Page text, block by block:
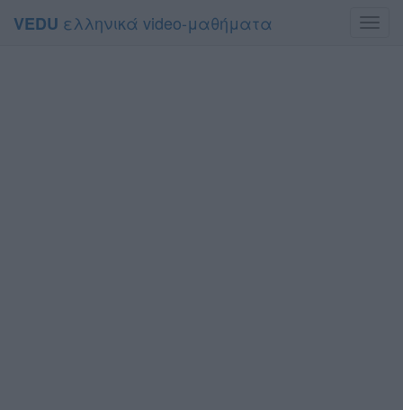
VEDU ελληνικά video-μαθήματα